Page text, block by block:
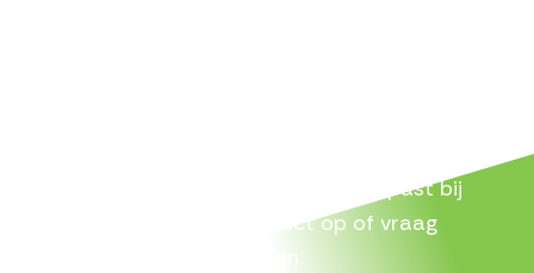
met je mee en kijken wat het beste past bij
jouw situatie. Neem contact op of vraag
vrijblijvend een offerte aan.